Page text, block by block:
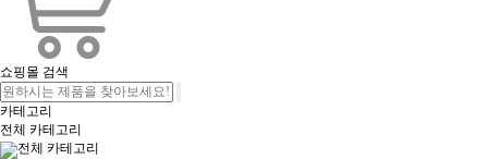
쇼핑몰 검색
카테고리
전체 카테고리
전체 카테고리